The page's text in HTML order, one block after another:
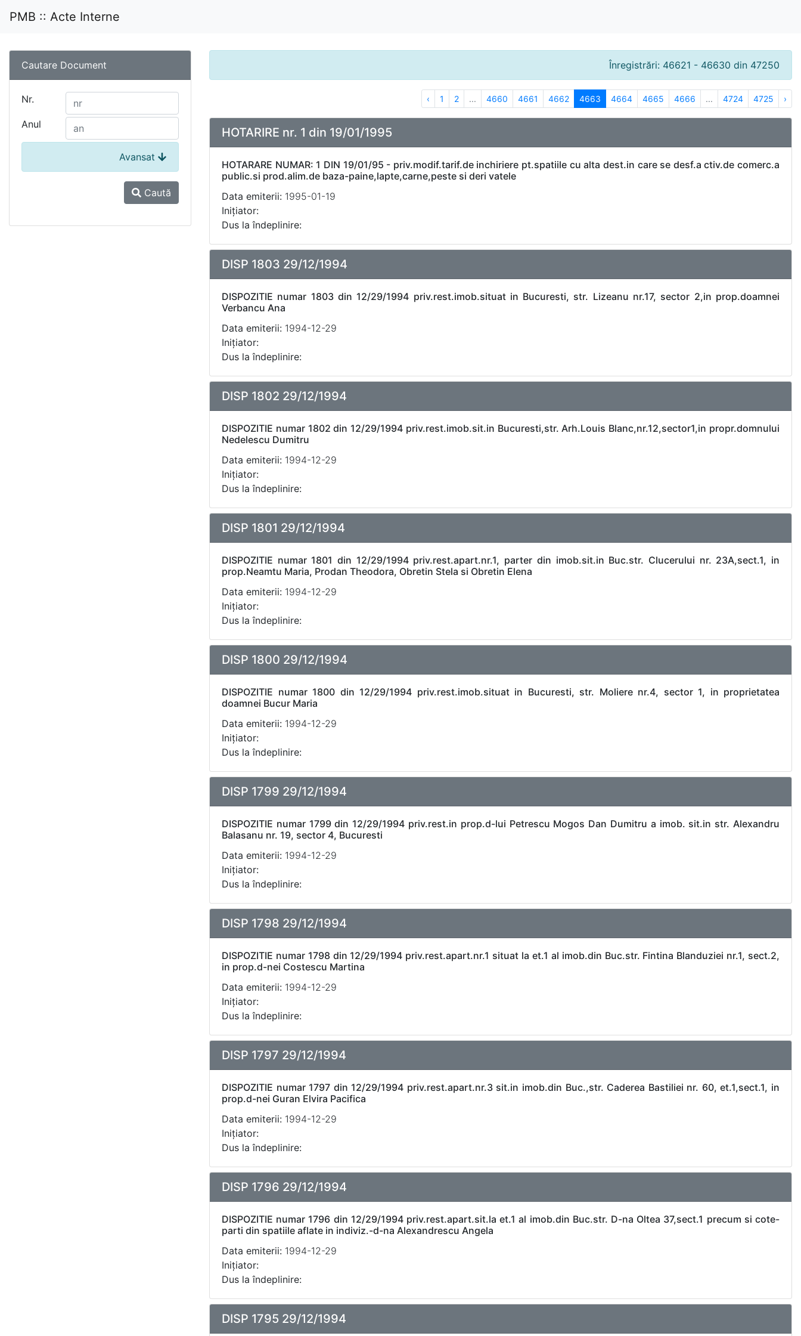
PMB :: Acte Interne
Cautare Document
Nr.
Anul
Avansat
Caută
Înregistrări: 46621 - 46630 din 47250
‹ 1 2 ... 4660 4661 4662 4663 4664 4665 4666 ... 4724 4725 ›
HOTARIRE nr. 1 din 19/01/1995
HOTARARE NUMAR: 1 DIN 19/01/95 - priv.modif.tarif.de inchiriere pt.spatiile cu alta dest.in care se desf.a ctiv.de comerc.a
public.si prod.alim.de baza-paine,lapte,carne,peste si deri vatele
Data emiterii: 1995-01-19
Inițiator:
Dus la îndeplinire:
DISP 1803 29/12/1994
DISPOZITIE numar 1803 din 12/29/1994 priv.rest.imob.situat in Bucuresti, str. Lizeanu nr.17, sector 2,in prop.doamnei
Verbancu Ana
Data emiterii: 1994-12-29
Inițiator:
Dus la îndeplinire:
DISP 1802 29/12/1994
DISPOZITIE numar 1802 din 12/29/1994 priv.rest.imob.sit.in Bucuresti,str. Arh.Louis Blanc,nr.12,sector1,in propr.domnului
Nedelescu Dumitru
Data emiterii: 1994-12-29
Inițiator:
Dus la îndeplinire:
DISP 1801 29/12/1994
DISPOZITIE numar 1801 din 12/29/1994 priv.rest.apart.nr.1, parter din imob.sit.in Buc.str. Clucerului nr. 23A,sect.1, in
prop.Neamtu Maria, Prodan Theodora, Obretin Stela si Obretin Elena
Data emiterii: 1994-12-29
Inițiator:
Dus la îndeplinire:
DISP 1800 29/12/1994
DISPOZITIE numar 1800 din 12/29/1994 priv.rest.imob.situat in Bucuresti, str. Moliere nr.4, sector 1, in proprietatea
doamnei Bucur Maria
Data emiterii: 1994-12-29
Inițiator:
Dus la îndeplinire:
DISP 1799 29/12/1994
DISPOZITIE numar 1799 din 12/29/1994 priv.rest.in prop.d-lui Petrescu Mogos Dan Dumitru a imob. sit.in str. Alexandru
Balasanu nr. 19, sector 4, Bucuresti
Data emiterii: 1994-12-29
Inițiator:
Dus la îndeplinire:
DISP 1798 29/12/1994
DISPOZITIE numar 1798 din 12/29/1994 priv.rest.apart.nr.1 situat la et.1 al imob.din Buc.str. Fintina Blanduziei nr.1, sect.2,
in prop.d-nei Costescu Martina
Data emiterii: 1994-12-29
Inițiator:
Dus la îndeplinire:
DISP 1797 29/12/1994
DISPOZITIE numar 1797 din 12/29/1994 priv.rest.apart.nr.3 sit.in imob.din Buc.,str. Caderea Bastiliei nr. 60, et.1,sect.1, in
prop.d-nei Guran Elvira Pacifica
Data emiterii: 1994-12-29
Inițiator:
Dus la îndeplinire:
DISP 1796 29/12/1994
DISPOZITIE numar 1796 din 12/29/1994 priv.rest.apart.sit.la et.1 al imob.din Buc.str. D-na Oltea 37,sect.1 precum si cote-
parti din spatiile aflate in indiviz.-d-na Alexandrescu Angela
Data emiterii: 1994-12-29
Inițiator:
Dus la îndeplinire:
DISP 1795 29/12/1994